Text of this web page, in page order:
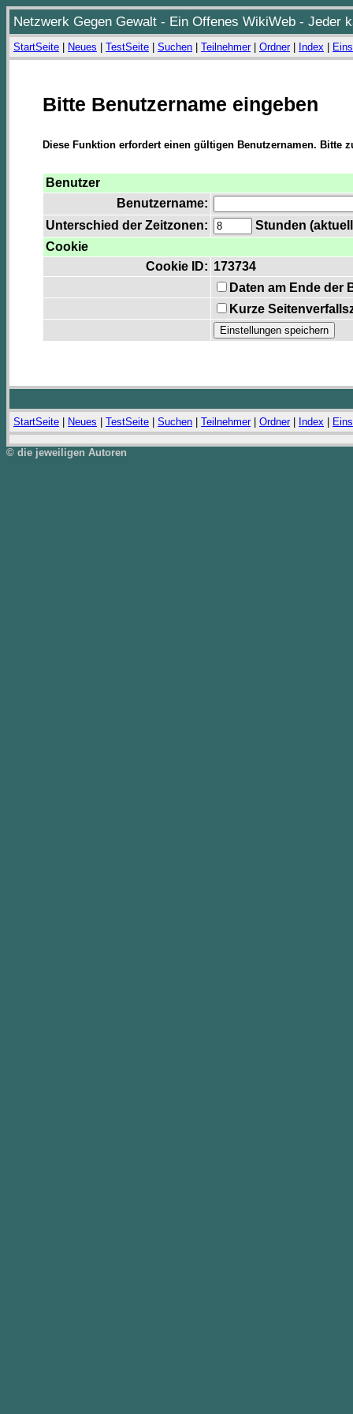
Netzwerk Gegen Gewalt - Ein Offenes WikiWeb - Jeder
StartSeite Neues TestSeite Suchen Teilnehmer| Ordner| Index
Bitte Benutzername eingeben
Diese Funktion erfordert einen gültigen Benutzernamen. Bitte
Benutzer
Benutzername:
Unterschied der Zeitzonen:
Stunden
Cookie
Cookie ID: 173734
Daten am Ende der
Kurze
StartSeite Neues TestSeite Suchen Teilnehmer| Ordner| Index
© die jeweiligen Autoren